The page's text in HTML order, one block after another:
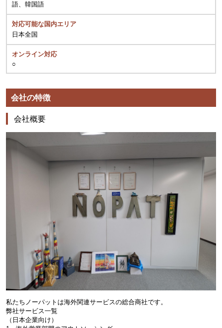
語、韓国語
対応可能な国内エリア
日本全国
オンライン対応
○
会社の特徴
会社概要
私たちノーパットは海外関連サービスの総合商社です。
弊社サービス一覧
（日本企業向け）